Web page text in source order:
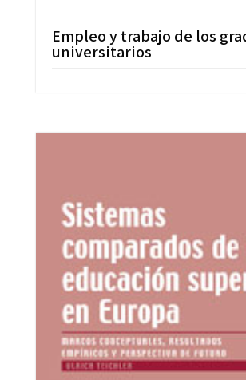
Empleo y trabajo de los
universitarios